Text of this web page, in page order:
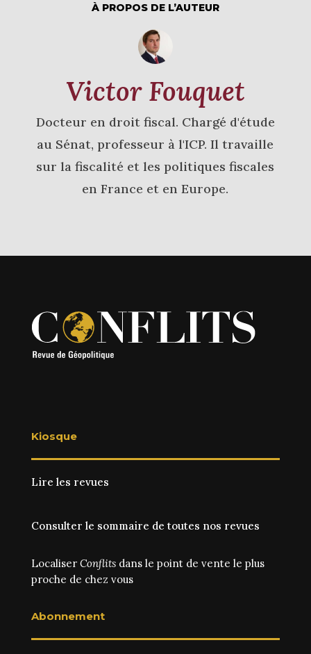
À PROPOS DE L’AUTEUR
Victor Fouquet
Docteur en droit fiscal. Chargé d'étude
au Sénat, professeur à l'ICP. Il travaille
sur la fiscalité et les politiques fiscales
en France et en Europe.
Kiosque
Lire les revues
Consulter le sommaire de toutes nos revues
Localiser Conflitsdans le point de vente le plus
proche de chez vous
Abonnement